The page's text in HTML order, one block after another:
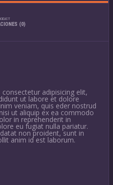
(0)
adipisicing elit,
ut labore et dolore
veniam, quis eder nostrud
ut aliquip ex ea commodo
in reprehenderit in
eu fugiat nulla pariatur.
non proident, sunt in
anim id est laborum.